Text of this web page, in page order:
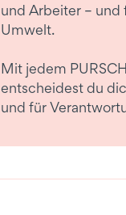
und Arbeiter – und
Umwelt.
Mit jedem
entscheidest du
und für